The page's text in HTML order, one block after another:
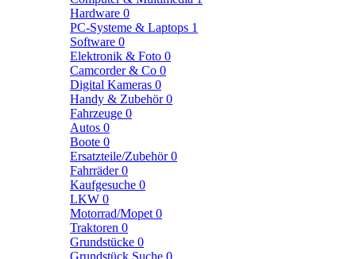
Hardware 0
PC-Systeme & Laptops 1
Software 0
Elektronik & Foto 0
Camcorder & Co 0
Digital Kameras 0
Handy & Zubehör0
Fahrzeuge 0
Autos 0
Boote 0
Ersatzteile/Zubehör0
Fahrräder0
Kaufgesuche 0
LKW 0
Motorrad/Mopet 0
Traktoren 0
Grundstücke 0
Grundstück Suche 0